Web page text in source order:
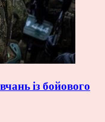
із бойового